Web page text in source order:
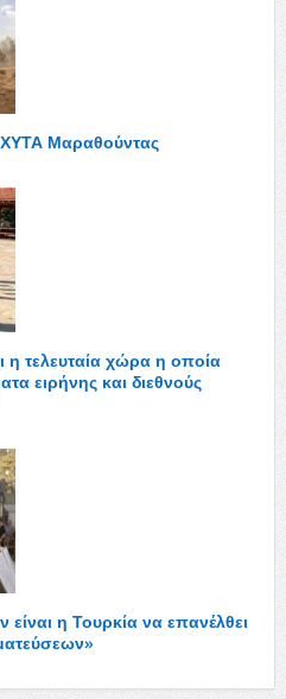
Μαραθούντας
η τελευταία χώρα η οποία
ειρήνης και διεθνούς
είναι η Τουρκία να επανέλθει